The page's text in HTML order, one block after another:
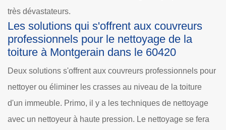
très dévastateurs.
Les solutions qui s'offrent aux couvreurs
professionnels pour le nettoyage de la
toiture à Montgerain dans le 60420
Deux solutions s'offrent aux couvreurs professionnels pour
nettoyer ou éliminer les crasses au niveau de la toiture
d'un immeuble. Primo, il y a les techniques de nettoyage
avec un nettoyeur à haute pression. Le nettoyage se fera